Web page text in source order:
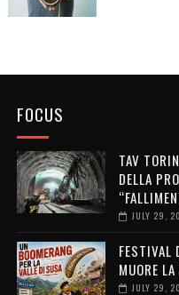
FOCUS
TAV
DELLA
JULY 29,
FESTIVAL
MUORE
JULY 29,